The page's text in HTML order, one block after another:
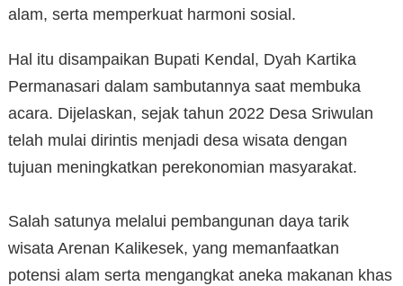
alam, serta memperkuat harmoni sosial.
Hal itu disampaikan Bupati Kendal, Dyah Kartika
Permanasari dalam sambutannya saat membuka
acara. Dijelaskan, sejak tahun 2022 Desa Sriwulan
telah mulai dirintis menjadi desa wisata dengan
tujuan meningkatkan perekonomian masyarakat.
‎Salah satunya melalui pembangunan daya tarik
wisata Arenan Kalikesek, yang memanfaatkan
potensi alam serta mengangkat aneka makanan khas